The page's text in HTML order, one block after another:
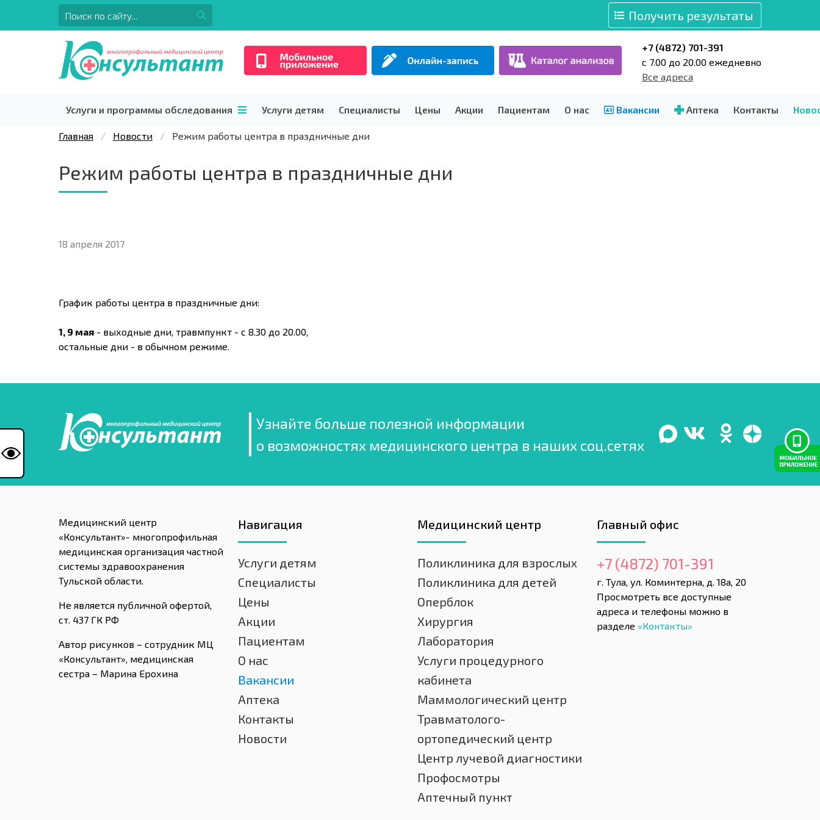
Получить результаты
+7 (4872) 701-391
c 7.00 до 20.00 ежедневно
Все адреса
Услуги и программы обследования Услуги детям Специалисты Цены Акции Пациентам О нас Вакансии Аптека Контакты
Главная Новости Режим работы центра в праздничные дни
Режим работы центра в праздничные дни
18 апреля 2017
График работы центра в праздничные дни:
1, 9 мая - выходные дни, травмпункт - с 8.30 до 20.00,
остальные дни - в обычном режиме.
Узнайте больше полезной информации
о возможностях медицинского центра в наших соц.сетях
Медицинский центр
«Консультант»- многопрофильная
медицинская организация частной
системы здравоохранения
Тульской области.
Не является публичной офертой,
ст. 437 ГК РФ
Автор рисунков – сотрудник МЦ
«Консультант», медицинская
сестра – Марина Ерохина
Навигация
Услуги детям
Специалисты
Цены
Акции
Пациентам
О нас
Вакансии
Аптека
Контакты
Новости
Медицинский центр
Поликлиника для взрослых
Поликлиника для детей
Оперблок
Хирургия
Лаборатория
Услуги процедурного
кабинета
Маммологический центр
Травматолого-
ортопедический центр
Центр лучевой диагностики
Профосмотры
Аптечный пункт
Главный офис
+7 (4872) 701-391
г. Тула, ул. Коминтерна, д. 18а, 20
Просмотреть все доступные
адреса и телефоны можно в
разделе «Контакты»